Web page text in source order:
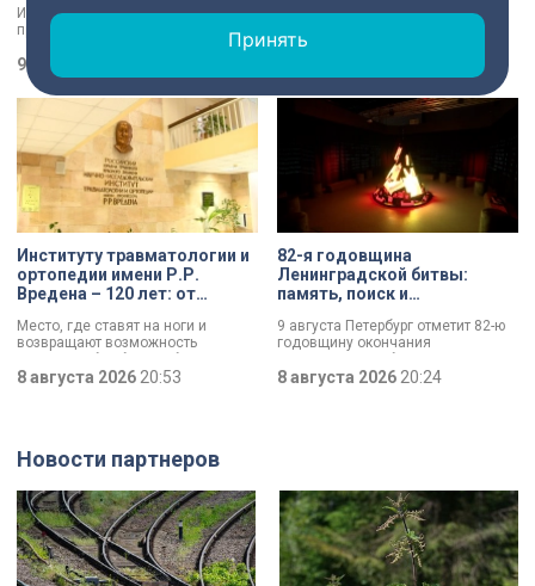
История каждого человека,
прошедшего войну, –
Сколько испытаний выпало на
долю блокадников, тружеников
тыла, солдат, женщин и, конечно
же, детей. Три года скитаний,
потеря близких, голод – в 12 лет
она осталась совершенно одна. О
судьбе Анны Трусовой,
пережившей оккупацию
Павловска и потерю близких.
9 августа 2026
Находки, которые вызывают
Нательный крест возрастом более
главные трофеи археологической
экспедиции в Старой Ладоге в
Институту травматологии и
ортопедии имени Р.Р.
Вредена – 120 лет: от
до передового
медицинского центра
Место, где ставят на ноги и
возвращают возможность
двигаться без боли. Юбилей
отмечает Институт травматологии
и ортопедии имени Р.Р. Вредена.
8 августа 2026 20:53
82-я годовщина
Ленинградской битвы:
память, поиск и
9 августа Петербург отметит 82-ю
годовщину окончания
Ленинградской битвы. Это День
воинской славы, который был
официально установлен в апреле
8 августа 2026 20:24
Новости партнеров
Принять